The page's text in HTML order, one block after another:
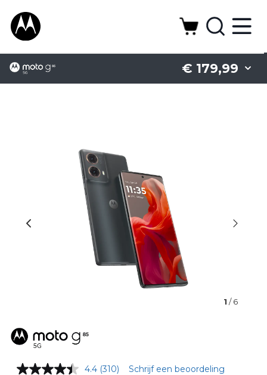
€ 179,99
Battery Camera
1 / 6
4.4 (310) Schrijf een beoordeling